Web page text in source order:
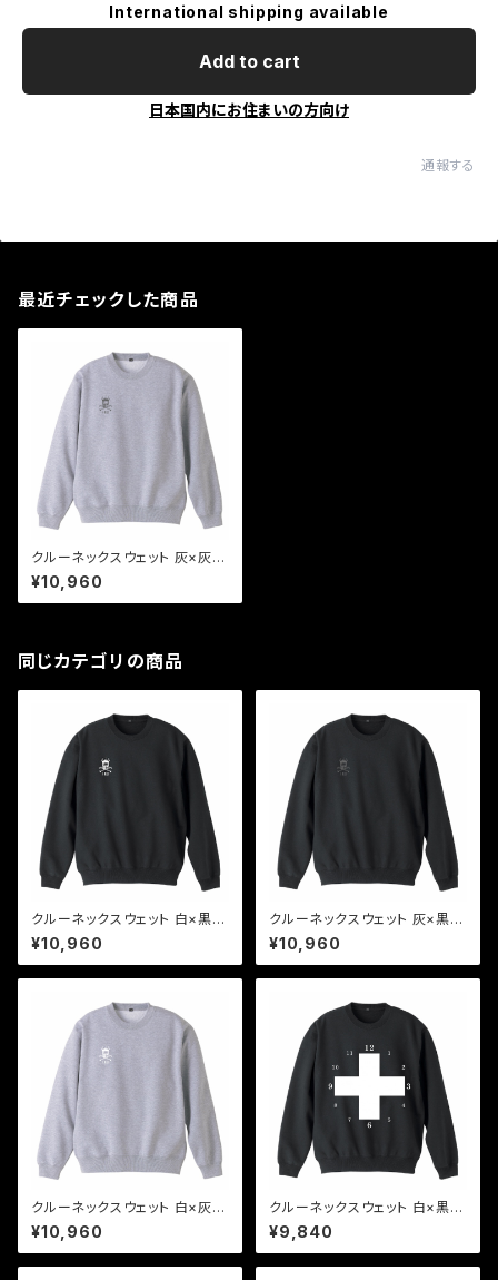
International shipping available
Add to cart
日本国内にお住まいの方向け
通報する
最近チェックした商品
クルーネックスウェット 灰×灰1
"time to peace"
¥10,960
同じカテゴリの商品
クルーネックスウェット 白×黒1
"time to peace"
¥10,960
クルーネックスウェット 灰×黒1
"time to peace"
¥10,960
クルーネックスウェット 白×灰1
"time to peace"
¥10,960
クルーネックスウェット 白×黒2
"time to peace"
¥9,840